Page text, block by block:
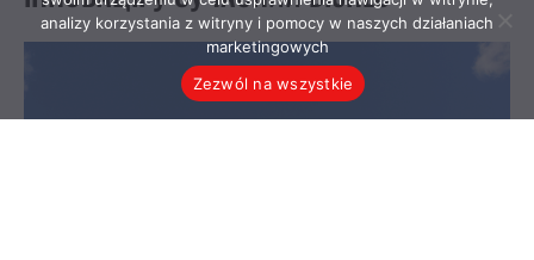
analizy korzystania z witryny i pomocy w naszych działaniach
marketingowych
Zezwól na wszystkie